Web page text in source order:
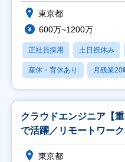
東京都
600万~1200万
正社員採用 土日祝休み
産休・育休あり 月残業20
クラウドエンジニア【
で活躍／リモートワーク
東京都